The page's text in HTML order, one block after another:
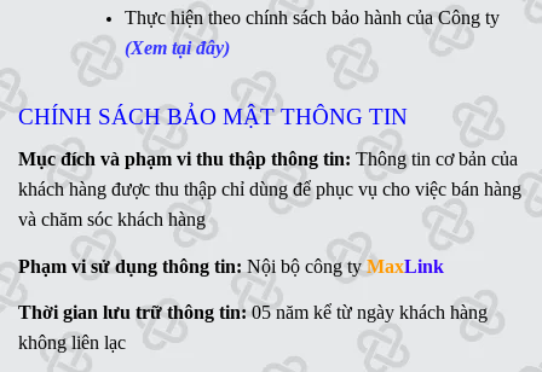
Mr. Ngữ - 0783 362 416
Thực hiện theo chính sách bảo hành của Công ty
(Xem tại đây)
CHÍNH SÁCH BẢO MẬT THÔNG TIN
Mục đích và phạm vi thu thập thông tin: Thông tin cơ bản của
khách hàng được thu thập chỉ dùng để phục vụ cho việc bán hàng
và chăm sóc khách hàng
Phạm vi sử dụng thông tin: Nội bộ công tyMaxLink
Thời gian lưu trữ thông tin:05 năm kể từ ngày khách hàng
không liên lạc